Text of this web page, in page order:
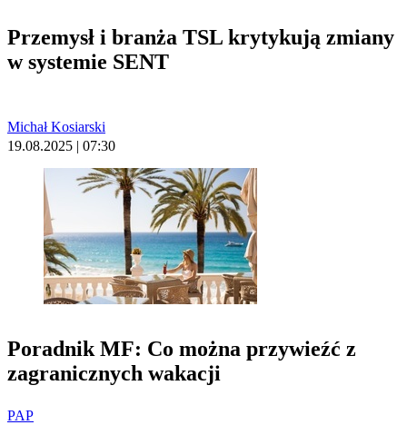
Przemysł i branża TSL krytykują zmiany
w systemie SENT
Michał Kosiarski
19.08.2025 | 07:30
Poradnik MF: Co można przywieźć z
zagranicznych wakacji
PAP